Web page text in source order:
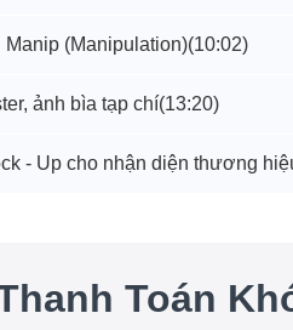
Manip (Manipulation)(10:02)
ảnh bìa tạp chí(13:20)
- Up cho nhận diện thương
Toán